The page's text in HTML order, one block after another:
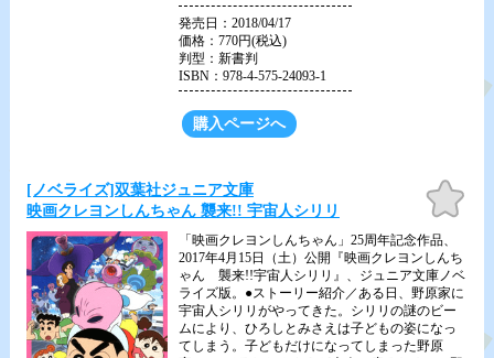
発売日：2018/04/17
価格：770円(税込)
判型：新書判
ISBN：978-4-575-24093-1
購入ページへ
[ノベライズ]双葉社ジュニア文庫
映画クレヨンしんちゃん 襲来!! 宇宙人シリリ
お気
に入
「映画クレヨンしんちゃん」25周年記念作品、
2017年4月15日（土）公開『映画クレヨンしんち
ゃん 襲来!!宇宙人シリリ』、ジュニア文庫ノベ
ライズ版。●ストーリー紹介／ある日、野原家に
宇宙人シリリがやってきた。シリリの謎のビー
ムにより、ひろしとみさえは子どもの姿になっ
てしまう。子どもだけになってしまった野原